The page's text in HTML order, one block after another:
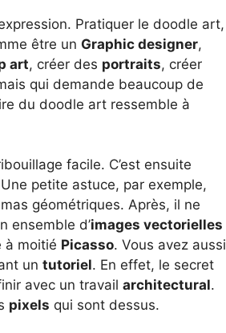
Pratiquer le doodle art,
être un Graphic designer,
art, créer des portraits, créer
qui demande beaucoup de
du doodle art ressemble à
facile. C’est ensuite
petite astuce, par exemple,
géométriques. Après, il ne
ensemble d’images vectorielles
à moitié Picasso. Vous avez aussi
un tutoriel. En effet, le secret
avec un travail architectural.
pixels qui sont dessus.